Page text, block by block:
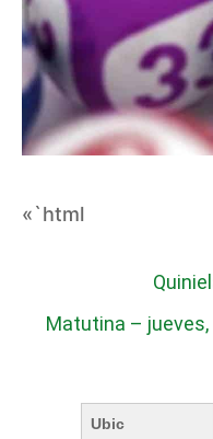
«`html
Matutina –
Ubic